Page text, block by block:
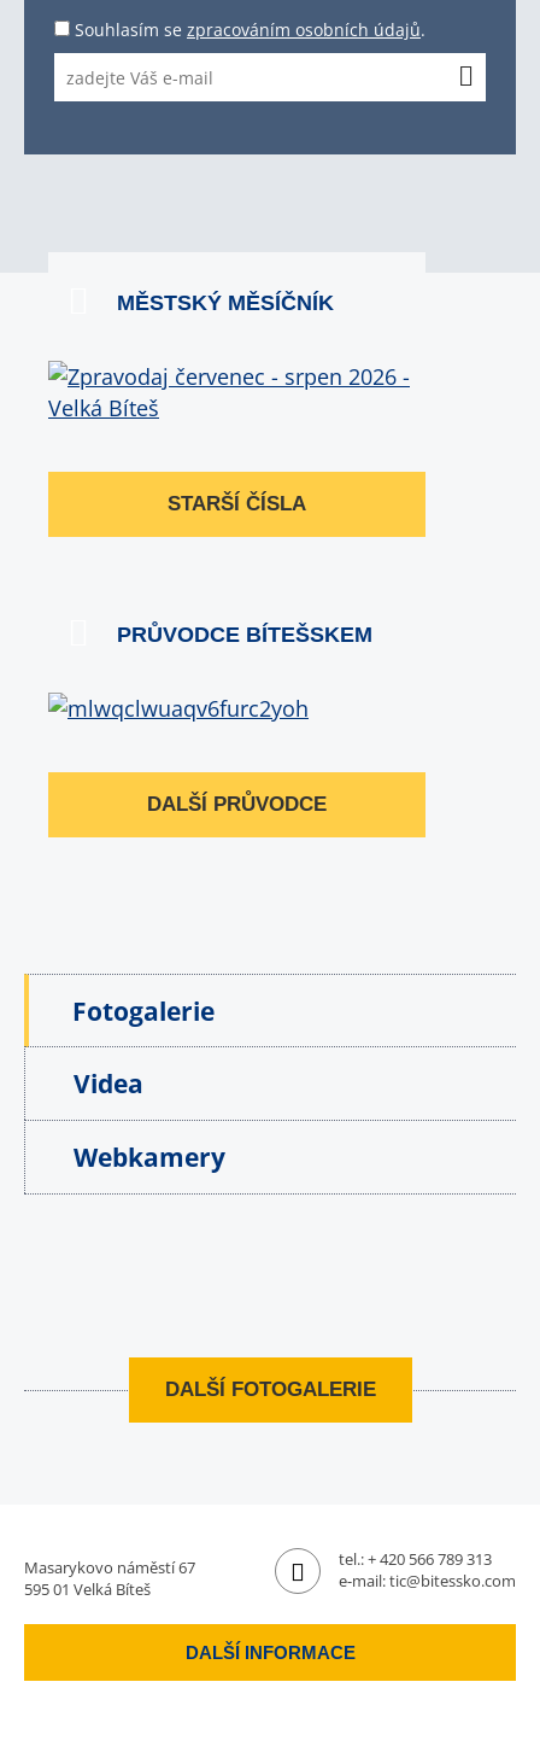
Souhlasím se zpracováním osobních údajů.
MĚSTSKÝ MĚSÍČNÍK
STARŠÍ ČÍSLA
PRŮVODCE BÍTEŠSKEM
DALŠÍ PRŮVODCE
Fotogalerie
Videa
Webkamery
DALŠÍ FOTOGALERIE
Masarykovo náměstí 67
595 01 Velká Bíteš
tel.:+ 420 566 789 313
e-mail:tic@bitessko.com
DALŠÍ INFORMACE